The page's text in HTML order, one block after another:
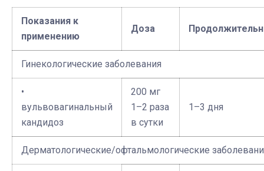
Показания к
применению
Доза
Гинекологические заболевания
•
вульвовагинальный
кандидоз
200 мг
1–2 раза
в сутки
1–3 дня
Дерматологические/офтальмологические